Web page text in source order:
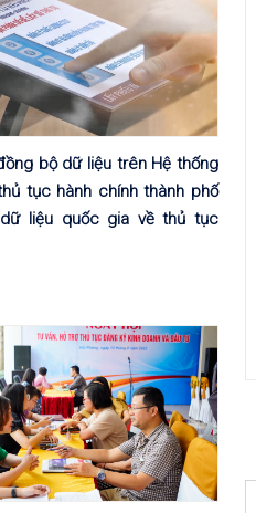
bộ dữ liệu trên Hệ thống
tục hành chính thành phố
liệu quốc gia về thủ tục